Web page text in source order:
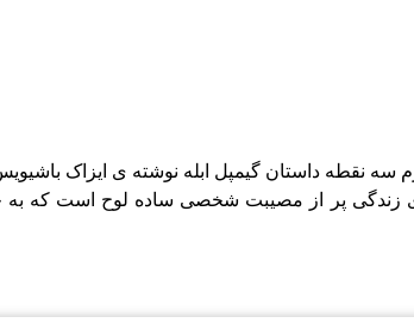
نقطه داستان گیمپل ابله نوشته ی ایزاک باشیویس
زندگی پر از مصیبت شخصی ساده لوح است که